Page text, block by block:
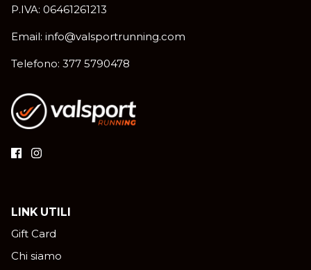
P.IVA: 06461261213
Email: info@valsportrunning.com
Telefono: 377 5790478
LINK UTILI
Gift Card
Chi siamo